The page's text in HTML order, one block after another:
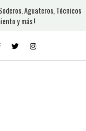
Aguateros, Técnicos
y más !